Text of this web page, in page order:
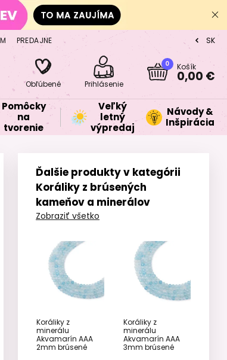
PREDAJNE CZ
SK
Obľúbené Prihlásenie
0 Košík
0,00 €
Pomôcky
na
tvorenie
Veľký
letný
výpredaj
Návody &
Inšpirácia
Ďalšie produkty v kategórii
Koráliky z brúsených
kameňov a minerálov
Zobraziť všetko
Koráliky z
minerálu
Akvamarín AAA
2mm brúsené
Koráliky z
minerálu
Akvamarín AAA
3mm brúsené